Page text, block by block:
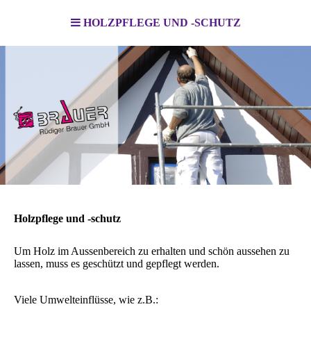
HOLZPFLEGE UND -SCHUTZ
Holzpflege und -schutz
Um Holz im Aussenbereich zu erhalten und schön aussehen zu
lassen, muss es geschützt und gepflegt werden.
Viele Umwelteinflüsse, wie z.B.: